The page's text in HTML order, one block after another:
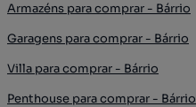
Armazéns para comprar - Bárrio
Garagens para comprar - Bárrio
Villa para comprar - Bárrio
Penthouse para comprar - Bárrio